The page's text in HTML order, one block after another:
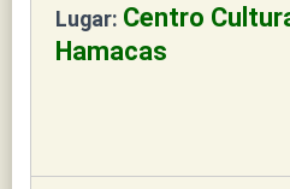
Lugar: Centro
Hamacas